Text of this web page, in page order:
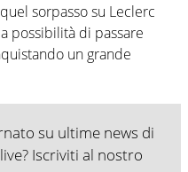
sorpasso su Leclerc
possibilità di passare
un grande
su ultime news di
Iscriviti al nostro